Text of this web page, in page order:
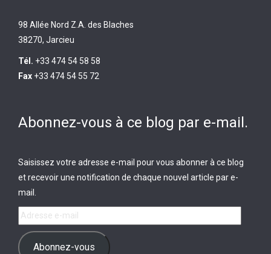
98 Allée Nord Z.A. des Blaches
38270, Jarcieu
Tél. +33 474 54 58 58
Fax +33 474 54 55 72
Abonnez-vous à ce blog par e-mail.
Saisissez votre adresse e-mail pour vous abonner à ce blog
et recevoir une notification de chaque nouvel article par e-
mail.
Adresse
e-
mail Abonnez-vous